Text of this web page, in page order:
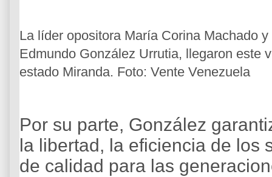
La líder opositora María Corina Machado
Edmundo González Urrutia, llegaron este
estado Miranda. Foto: Vente Venezuela
Por su parte, González
la libertad, la eficiencia de los
de calidad para las